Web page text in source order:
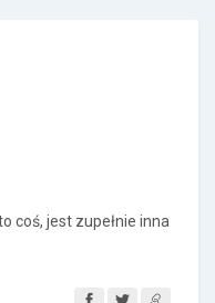
coś, jest zupełnie inna